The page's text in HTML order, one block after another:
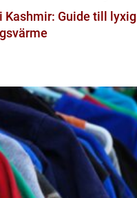
Kashmir: Guide till lyxig